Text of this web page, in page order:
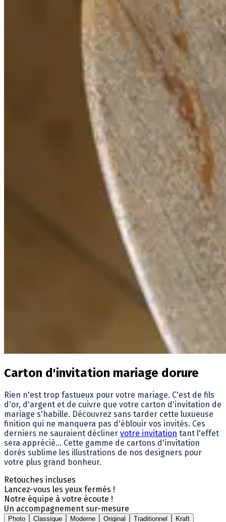
Carton d'invitation mariage dorure
Rien n'est trop fastueux pour votre mariage. C'est de fils
d'or, d'argent et de cuivre que votre carton d'invitation de
mariage s'habille. Découvrez sans tarder cette luxueuse
finition qui ne manquera pas d'éblouir vos invités. Ces
derniers ne sauraient décliner votre invitation tant l'effet
sera apprécié... Cette gamme de cartons d'invitation
dorés sublime les illustrations de nos designers pour
votre plus grand bonheur.
Retouches incluses
Lancez-vous les yeux fermés !
Notre équipe à votre écoute !
Un accompagnement sur-mesure
Photo Classique Moderne Original Traditionnel Kraft